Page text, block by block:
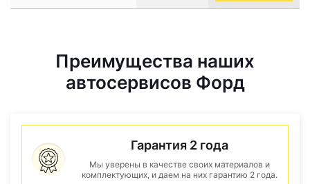
Преимущества наших
автосервисов Форд
Гарантия 2 года
Мы уверены в качестве своих материалов и
комплектующих, и даем на них гарантию 2 года.